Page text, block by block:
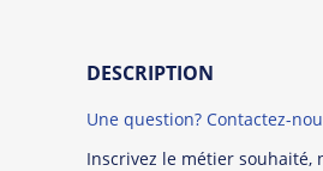
DESCRIPTION
Une question? Contactez-
Inscrivez le métier